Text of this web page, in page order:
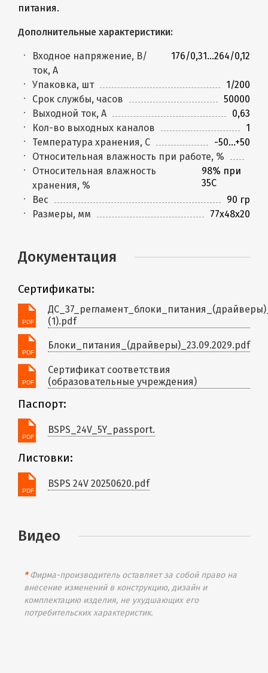
питания.
Дополнительные характеристики:
Входное напряжение, В/
ток, А
176/0,31...264/0,12
Упаковка, шт
1/200
Срок службы, часов
50000
Выходной ток, А
0,63
Кол-во выходных каналов
1
Температура хранения, C
-50...+50
Относительная влажность при работе, %
Относительная влажность
хранения, %
98% при
35С
Вес
90 гр
Размеры, мм
77х48х20
Документация
Сертификаты:
(1).pdf
Блоки_питания_(драйверы)_23.09.2029.pdf
Сертификат соответствия
(образовательные учреждения)
Паспорт:
BSPS_24V_5Y_passport.
Листовки:
BSPS 24V 20250620.pdf
Видео
*Фирма-производитель оставляет за собой право на
внесение изменений в конструкцию, дизайн и
комплектацию изделия, не ухудшающих его
потребительских характеристик.